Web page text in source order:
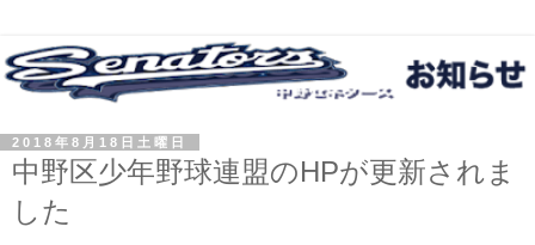
2018年8月18日土曜日
中野区少年野球連盟のHPが更新されま
した